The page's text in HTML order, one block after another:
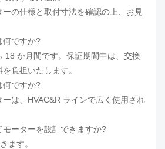
の仕様と取付寸法を確認の上、お見
何ですか?
18 か月間です。保証期間中は、交換
負担いたします。
何ですか?
は、HVAC&R ラインで広く使用され
ーターを設計できますか?
ます。